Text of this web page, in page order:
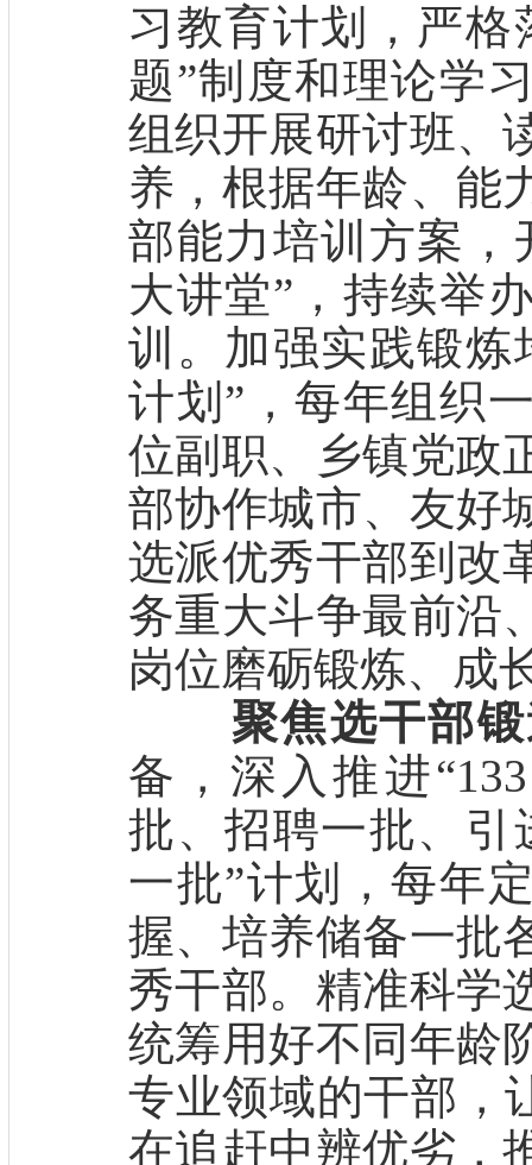
习教育计划，严格
题”制度和理论学
组织开展研讨班、
养，根据年龄、能
部能力培训方案，
大讲堂”，持续举
训。加强实践锻炼
计划”，每年组织
位副职、乡镇党政
部协作城市、友好
选派优秀干部到改
务重大斗争最前沿
岗位磨砺锻炼、成
聚焦选干部
备，深入推进
批、招聘一批、引
一批”计划，每年
握、培养储备一批
秀干部。精准科学
统筹用好不同年龄
专业领域的干部，
在追赶中辨优劣，